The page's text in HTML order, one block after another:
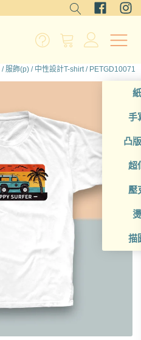
手
凸
超
壓
描
/服飾(p) / 中性設計T-shirt/ PETGD10071